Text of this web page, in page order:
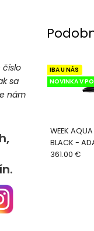
číslo
sa
nám
WEEK
BLACK -
IBA U NÁS
NOVINKA V
361.00 €